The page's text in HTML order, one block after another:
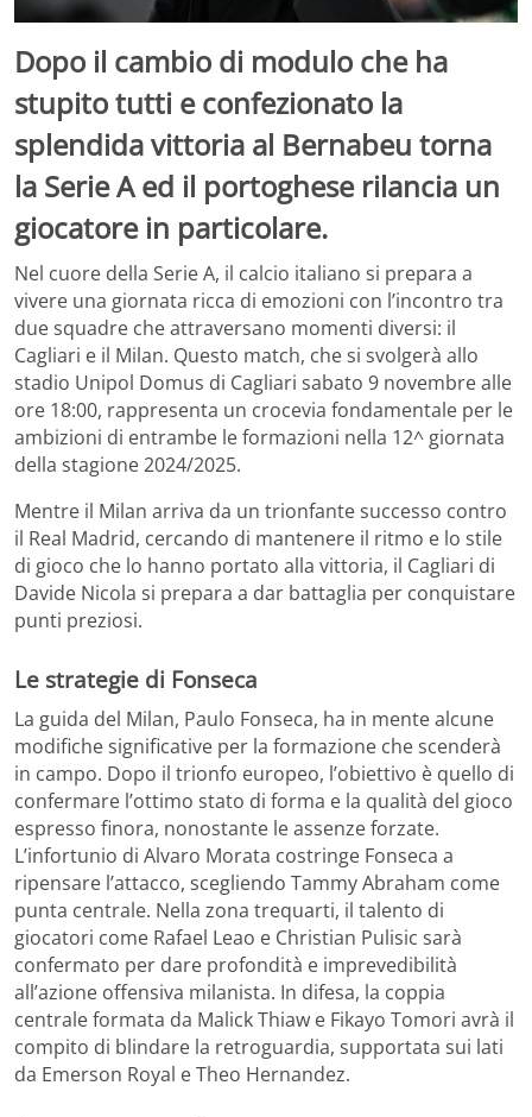
Dopo il cambio di modulo che ha
stupito tutti e confezionato la
splendida vittoria al Bernabeu torna
la Serie A ed il portoghese rilancia un
giocatore in particolare.
Nel cuore della Serie A, il calcio italiano si prepara a
vivere una giornata ricca di emozioni con l’incontro tra
due squadre che attraversano momenti diversi: il
Cagliari e il Milan. Questo match, che si svolgerà allo
stadio Unipol Domus di Cagliari sabato 9 novembre alle
ore 18:00, rappresenta un crocevia fondamentale per le
ambizioni di entrambe le formazioni nella 12^ giornata
della stagione 2024/2025.
Mentre il Milan arriva da un trionfante successo contro
il Real Madrid, cercando di mantenere il ritmo e lo stile
di gioco che lo hanno portato alla vittoria, il Cagliari di
Davide Nicola si prepara a dar battaglia per conquistare
punti preziosi.
Le strategie di Fonseca
La guida del Milan, Paulo Fonseca, ha in mente alcune
modifiche significative per la formazione che scenderà
in campo. Dopo il trionfo europeo, l’obiettivo è quello di
confermare l’ottimo stato di forma e la qualità del gioco
espresso finora, nonostante le assenze forzate.
L’infortunio di Alvaro Morata costringe Fonseca a
ripensare l’attacco, scegliendo Tammy Abraham come
punta centrale. Nella zona trequarti, il talento di
giocatori come Rafael Leao e Christian Pulisic sarà
confermato per dare profondità e imprevedibilità
all’azione offensiva milanista. In difesa, la coppia
centrale formata da Malick Thiaw e Fikayo Tomori avrà il
compito di blindare la retroguardia, supportata sui lati
da Emerson Royal e Theo Hernandez.